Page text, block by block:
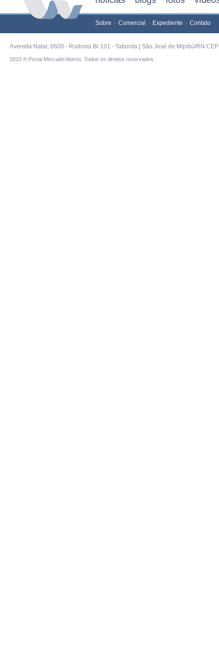
Sobre Comercial Expediente Contato
Avenida Natal, 6600 - Rodovia Br 101 - Taborda | São José de Mipibú/RN
2010 ® Portal Mercado Aberto. Todos os direitos reservados.